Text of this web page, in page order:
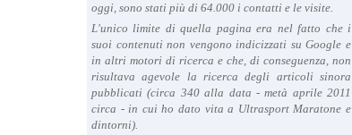
oggi, sono stati più di 64.000 i contatti e le visite.
L'unico limite di quella pagina era nel fatto che i
suoi contenuti non vengono indicizzati su Google e
in altri motori di ricerca e che, di conseguenza, non
risultava agevole la ricerca degli articoli sinora
pubblicati (circa 340 alla data - metà aprile 2011
circa - in cui ho dato vita a Ultrasport Maratone e
dintorni).